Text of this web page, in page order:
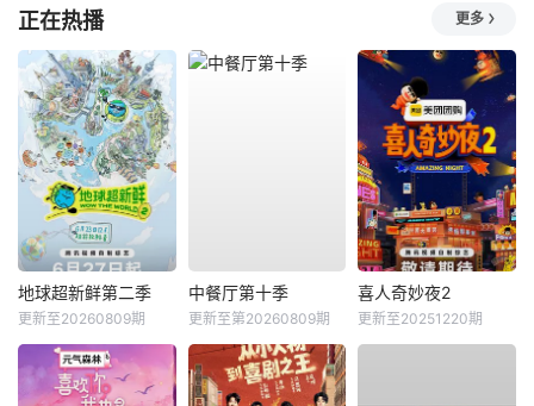
正在热播 更多
地球超新鲜第二季
更新至20260809期
中餐厅第十季
更新至第20260809期
喜人奇妙夜2
更新至20251220期